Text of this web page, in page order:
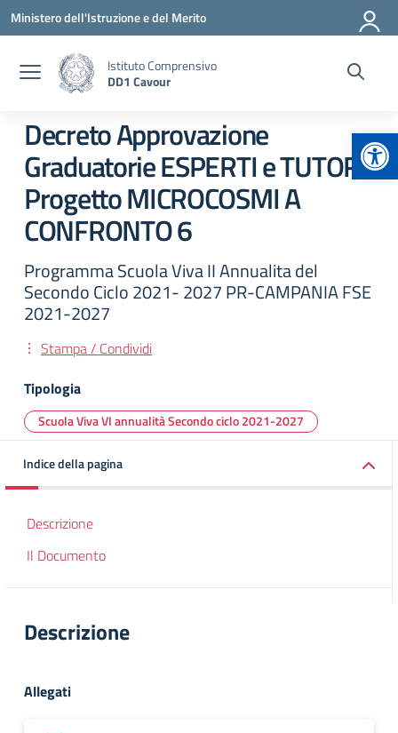
Vai ai contenuti
Vai al menu di navigazione
Vai al footer
Ministero dell'Istruzione e del Merito
Istituto Comprensivo
DD1 Cavour
Decreto Approvazione
Graduatorie ESPERTI e TUTOR
Progetto MICROCOSMI A
CONFRONTO 6
Programma Scuola Viva II Annualita del
Secondo Ciclo 2021- 2027 PR-CAMPANIA FSE
2021-2027
Stampa / Condividi
Tipologia
Scuola Viva VI annualità Secondo ciclo 2021-2027
Indice della pagina
Descrizione
Il Documento
Descrizione
Allegati